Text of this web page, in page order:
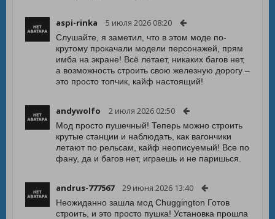
aspi-rinka 5 июля 2026 08:20
Слушайте, я заметил, что в этом моде по-
крутому прокачали модели персонажей, прям
имба на экране! Всё летает, никаких багов нет,
а возможность строить свою железную дорогу –
это просто топчик, кайф настоящий!
andywolfo 2 июля 2026 02:50
Мод просто пушечный! Теперь можно строить
крутые станции и наблюдать, как вагончики
летают по рельсам, кайф неописуемый! Все по
фану, да и багов нет, играешь и не паришься.
andrus-777567 29 июня 2026 13:40
Неожиданно зашла мод Chuggington Готов
строить, и это просто пушка! Установка прошла